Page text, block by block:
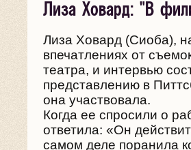
Лиза Ховард: "В
Лиза Ховард (Сиоба),
впечатлениях от
театра, и интервью
представлению в
она участвовала.
Когда ее спросили о
ответила: «Он
самом деле поранила